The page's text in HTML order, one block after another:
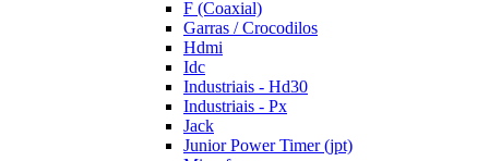
F (Coaxial)
Garras / Crocodilos
Hdmi
Idc
Industriais - Hd30
Industriais - Px
Jack
Junior Power Timer (jpt)